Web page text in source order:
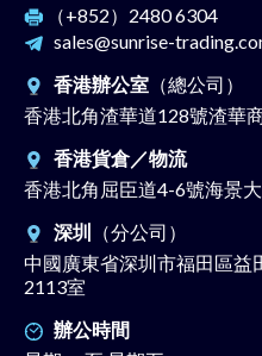
（+852） 2480 6304
sales@sunrise-
香港辦公室 （總公司）
香港北角渣華道128號渣華
香港貨倉／物流
香港北角屈臣道4-6號海景
深圳 （分公司）
中國廣東省深圳市福田區益
2113室
辦公時間